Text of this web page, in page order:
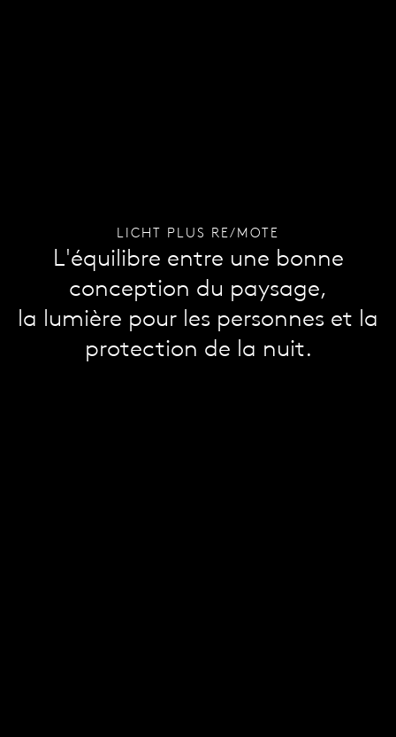
L'équilibre entre une bonne
conception du paysage,
la lumière pour les personnes et la
protection de la nuit.
LICHT PLUS RE/MOTE